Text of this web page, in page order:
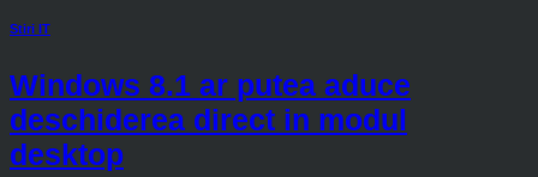
Stiri IT
Windows 8.1 ar putea aduce
deschiderea direct in modul
desktop